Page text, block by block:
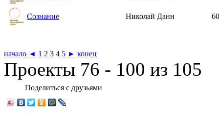
Сознание Николай Данн
начало ◄ 1 2 3 4 5 ► конец
Проекты 76 - 100 из 105
Поделиться с друзьями